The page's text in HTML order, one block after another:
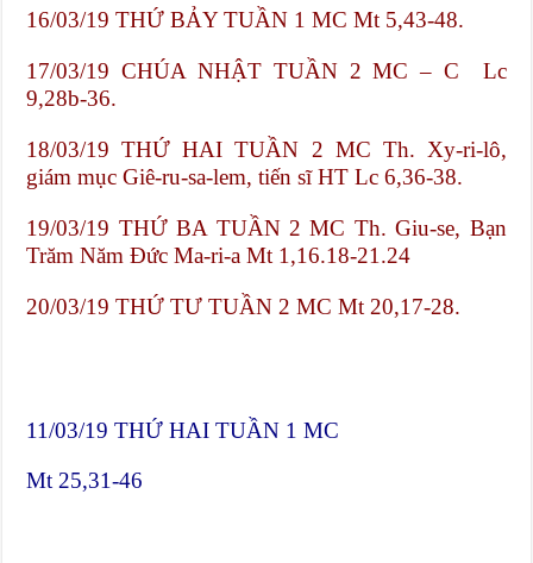
16/03/19 THỨ BẢY TUẦN 1 MC Mt 5,43-48.
17/03/19 CHÚA NHẬT TUẦN 2 MC – C Lc
9,28b-36.
18/03/19 THỨ HAI TUẦN 2 MC Th. Xy-ri-lô,
giám mục Giê-ru-sa-lem, tiến sĩ HT Lc 6,36-38.
19/03/19 THỨ BA TUẦN 2 MC Th. Giu-se, Bạn
Trăm Năm Đức Ma-ri-a Mt 1,16.18-21.24
20/03/19 THỨ TƯ TUẦN 2 MC Mt 20,17-28.
11/03/19 THỨ HAI TUẦN 1 MC
Mt 25,31-46